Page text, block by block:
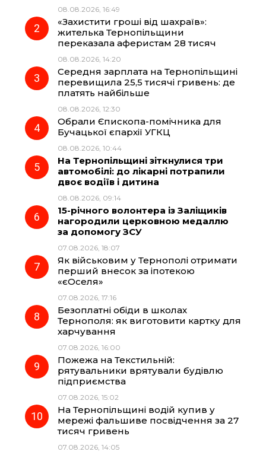
o
k
r
a
m
08.08.2026, 16:49
«Захистити гроші від шахраїв»:
жителька Тернопільщини
переказала аферистам 28 тисяч
08.08.2026, 14:20
Середня зарплата на Тернопільщині
перевищила 25,5 тисячі гривень: де
платять найбільше
08.08.2026, 12:30
Обрали Єпископа-помічника для
Бучацької єпархії УГКЦ
08.08.2026, 10:44
На Тернопільщині зіткнулися три
автомобілі: до лікарні потрапили
двоє водіїв і дитина
08.08.2026, 09:14
15-річного волонтера із Заліщиків
нагородили церковною медаллю
за допомогу ЗСУ
07.08.2026, 18:07
Як військовим у Тернополі отримати
перший внесок за іпотекою
«єОселя»
07.08.2026, 17:16
Безоплатні обіди в школах
Тернополя: як виготовити картку для
харчування
07.08.2026, 16:00
Пожежа на Текстильній:
рятувальники врятували будівлю
підприємства
07.08.2026, 15:02
На Тернопільщині водій купив у
мережі фальшиве посвідчення за 27
тисяч гривень
07.08.2026, 14:05